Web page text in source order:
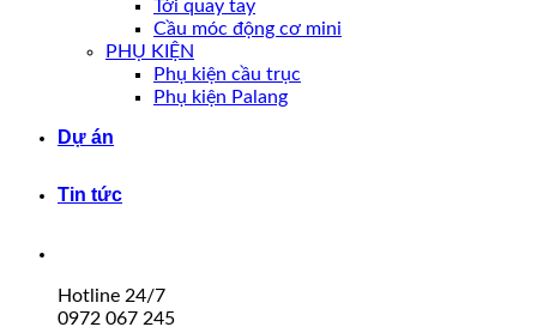
Tời quay tay
Cầu móc động cơ mini
PHỤ KIỆN
Phụ kiện cầu trục
Phụ kiện Palang
Dự án
Tin tức
Hotline 24/7
0972 067 245